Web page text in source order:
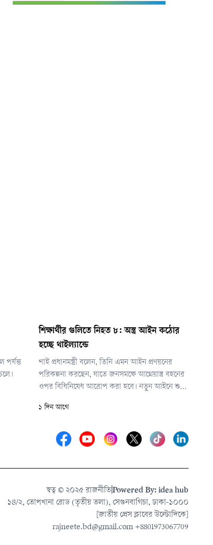
পর্যন্ত
শিক্ষার্থীর গুলিতে নিহত ৮: অস্ত্র আইন কঠোর
হচ্ছে থাইল্যান্ডে
থাই প্রধানমন্ত্রী বলেন, তিনি এমন আইন প্রণয়নের
পরিকল্পনা করছেন, যাতে জনসমক্ষে আগ্নেয়াস্ত্র বহনের
ওপর বিধিনিষেধ আরোপ করা হবে। নতুন আইনে শুধু
বহনের অনুমতি দেওয়ার কথা বলা হয়েছে।
১ দিন আগে
স্বত্ব © ২০২৫ রাজনীতিPowered By: idea hub
১৪/২, তোপখানা রোড (তৃতীয় তলা), সেগুনবাগিচা, ঢাকা-১০০০
[জাতীয় প্রেস ক্লাবের উল্টোদিকে]
rajneete.bd@gmail.com +8801973067709